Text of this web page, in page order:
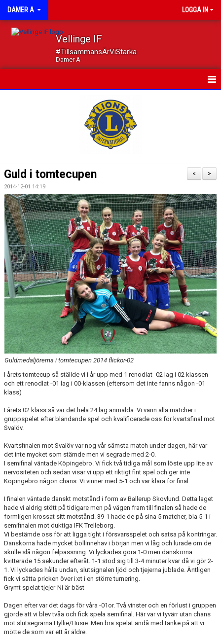
DAMER A LOGGA IN
Vellinge IF
#TillsammansÄrViStarka
Damer A
TRUPPEN
DOKUMENT
KONTAKT
>
<
Guld i tomtecupen
2014-12-01 14:19
Guldmedaljörerna i tomtecupen 2014 flickor-02
I årets tomtecup så ställde vi i år upp med 1 renodlat -02 lag i 02 klassen
och ett renodlat -01 lag i 00-klassen (eftersom det inte fanns någon -01
klass)
I årets 02 klass så var det hela 24 lag anmälda. Vi vann alla matcher i
gruppspelet efter bländande spel och kvalificerade oss för kvartsfinal mot
Svalöv.
Kvartsfinalen mot Svalöv var nog vår sämsta match under dagen, här var
det inte mycket som stämde men vi segrade med 2-0.
I semifinal väntade Köpingebro. Vi fick två tidiga mål som löste upp lite av
nervositeten och sedan visar vi upp ett riktigt fint spel och ger inte
Köpingebro någon chans. Vi vinner med 5-1 och var klara för final.
I finalen väntade danskt motstånd i form av Ballerup Skovlund. Detta laget
hade vi aldrig stött på tidigare men på vägen fram till finalen så hade de
formligen krossat sitt motstånd. 39-1 hade de på sina 5 matcher, bla 5-1 i
semifinalen mot duktiga IFK Trelleborg.
Vi bestämde oss för att ligga tight i försvarsspelet och satsa på kontringar.
Danskorna hade mycket bollinnehav i början men vi låg och lurade om de
skulle slå någon felpassning. Vi lyckades göra 1-0 men danskorna
kvitterade 15 sekunder efteråt. 1-1 stod sig till 3-4 minuter kvar då vi gör 2-
1. Vi lyckades hålla undan, slutsignalen ljöd och tjejerna jublade. Äntligen
fick vi sätta pricken över i:et i en större turnering.
Grymt spelat tjejer-Ni är bäst
Dagen efter var det dags för våra -01or. Två vinster och en förlust i gruppen
gjorde att vi blev tvåa och fick spela semifinal. Här var vi tyvärr utan chans
mot slutsegrarna Hyllie/Husie. Men bra spelat ändå med tanke på att vi
mötte de som var ett år äldre.